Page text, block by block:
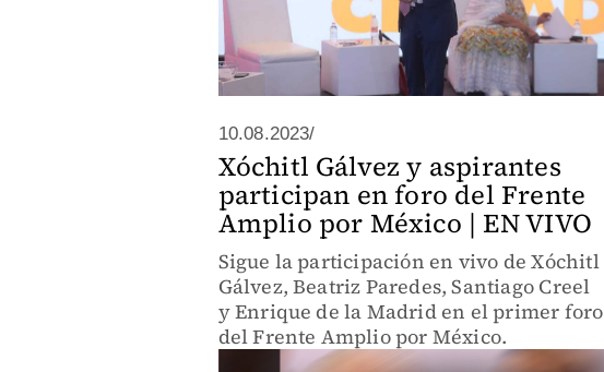
10.08.2023/
Xóchitl Gálvez y aspirantes
participan en foro del Frente
Amplio por México | EN VIVO
Sigue la participación en vivo de Xóchitl
Gálvez, Beatriz Paredes, Santiago Creel
y Enrique de la Madrid en el primer foro
del Frente Amplio por México.